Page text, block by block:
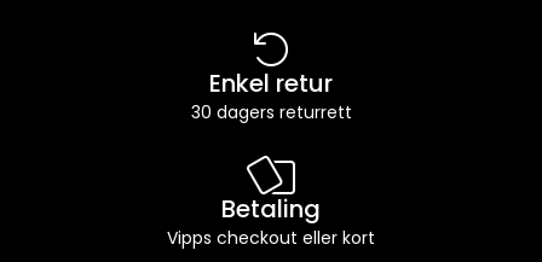
Enkel retur
30 dagers returrett
Betaling
Vipps checkout eller kort